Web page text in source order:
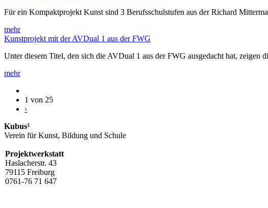
Für ein Kompaktprojekt Kunst sind 3 Berufsschulstufen aus der Richard
mehr
Kunstprojekt mit der AVDual 1 aus der FWG
Unter diesem Titel, den sich die AVDual 1 aus der FWG ausgedacht hat, zeigen
mehr
1 von 25
›
Kubus³
Verein für Kunst, Bildung und Schule
Projektwerkstatt
Haslacherstr. 43
79115 Freiburg
0761-76 71 647